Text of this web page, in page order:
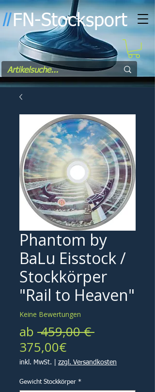
ll FN-Stocksport
Phantom by
BaLu Eisstock /
Stockkörper
"Rail to Heaven"
Keine Bewertungen
ab 459,00 €
375,00€Sale-
Preis
inkl. MwSt. zzgl. Versandkosten
Gewicht Stockkörper *